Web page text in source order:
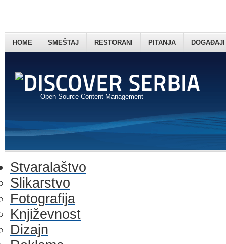
Open Source Content Management
HOME SMEŠTAJ RESTORANI PITANJA DOGAĐAJI
Stvaralaštvo
Slikarstvo
Fotografija
Književnost
Dizajn